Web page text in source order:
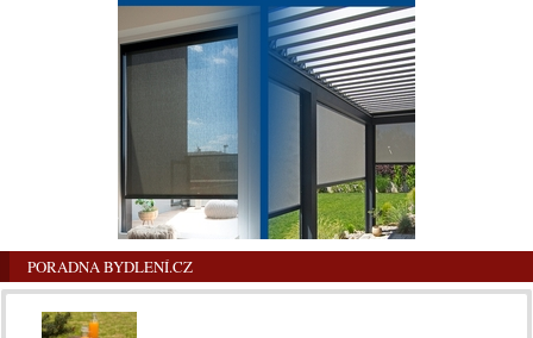
PORADNA BYDLENÍ.CZ